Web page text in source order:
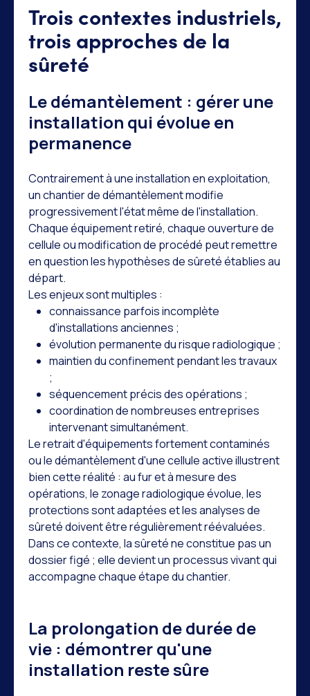
Trois contextes industriels,
trois approches de la
sûreté
Le démantèlement : gérer une
installation qui évolue en
permanence
Contrairement à une installation en exploitation,
un chantier de démantèlement modifie
progressivement l'état même de l'installation.
Chaque équipement retiré, chaque ouverture de
cellule ou modification de procédé peut remettre
en question les hypothèses de sûreté établies au
départ.
Les enjeux sont multiples :
connaissance parfois incomplète
d'installations anciennes ;
évolution permanente du risque radiologique ;
maintien du confinement pendant les travaux
;
séquencement précis des opérations ;
coordination de nombreuses entreprises
intervenant simultanément.
Le retrait d'équipements fortement contaminés
ou le démantèlement d'une cellule active illustrent
bien cette réalité : au fur et à mesure des
opérations, le zonage radiologique évolue, les
protections sont adaptées et les analyses de
sûreté doivent être régulièrement réévaluées.
Dans ce contexte, la sûreté ne constitue pas un
dossier figé ; elle devient un processus vivant qui
accompagne chaque étape du chantier.
La prolongation de durée de
vie : démontrer qu'une
installation reste sûre